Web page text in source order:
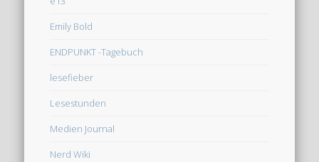
Emily Bold
ENDPUNKT -Tagebuch
lesefieber
Lesestunden
Medien Journal
Nerd Wiki